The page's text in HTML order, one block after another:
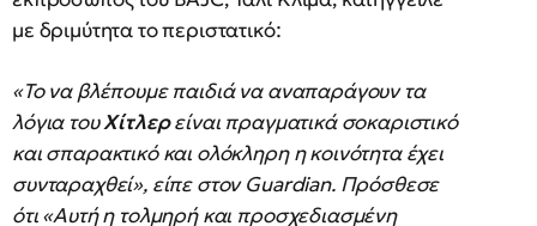
με δριμύτητα το περιστατικό:
«Το να βλέπουμε παιδιά να αναπαράγουν τα
λόγια τουΧίτλερείναι πραγματικά σοκαριστικό
και σπαρακτικό και ολόκληρη η κοινότητα έχει
συνταραχθεί», είπε στον Guardian. Πρόσθεσε
ότι «Αυτή η τολμηρή και προσχεδιασμένη